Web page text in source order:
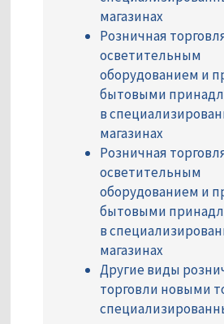
магазинах
Розничная
осветительным
оборудованием и
бытовыми
в
магазинах
Розничная
осветительным
оборудованием и
бытовыми
в
магазинах
Другие виды
торговли новыми